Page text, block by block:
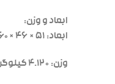
ابعاد و وزن:
ابعاد: ۵۱ × ۴۶ × ۶۰ سانتی‌متر
وزن: ۴.۱۲۰ کیلوگرم